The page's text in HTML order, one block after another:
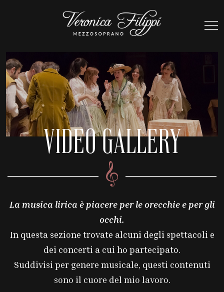
VIDEO GALLERY
La musica lirica è piacere per le orecchie e per gli
occhi.
In questa sezione trovate alcuni degli spettacoli e
dei concerti a cui ho partecipato.
Suddivisi per genere musicale, questi contenuti
sono il cuore del mio lavoro.